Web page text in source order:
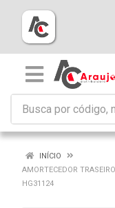
INÍCIO
AMORTECEDOR
HG31124